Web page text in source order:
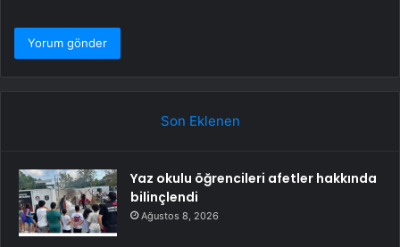
Son Eklenen
Yaz okulu öğrencileri afetler hakkında
bilinçlendi
Ağustos 8, 2026